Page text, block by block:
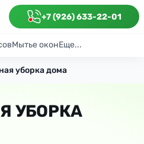
+7 (926) 633-22-01
Мытье оконЕще...
После ремонта
уборка дома
УБОРКА